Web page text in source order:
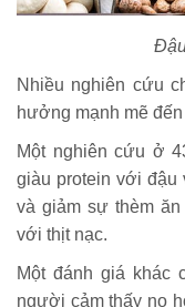
Nhiều nghiên cứu
hưởng mạnh mẽ
Một nghiên cứu ở
giàu protein với đậu
và giảm sự thèm
với thịt nạc.
Một đánh giá khác
người cảm thấy no